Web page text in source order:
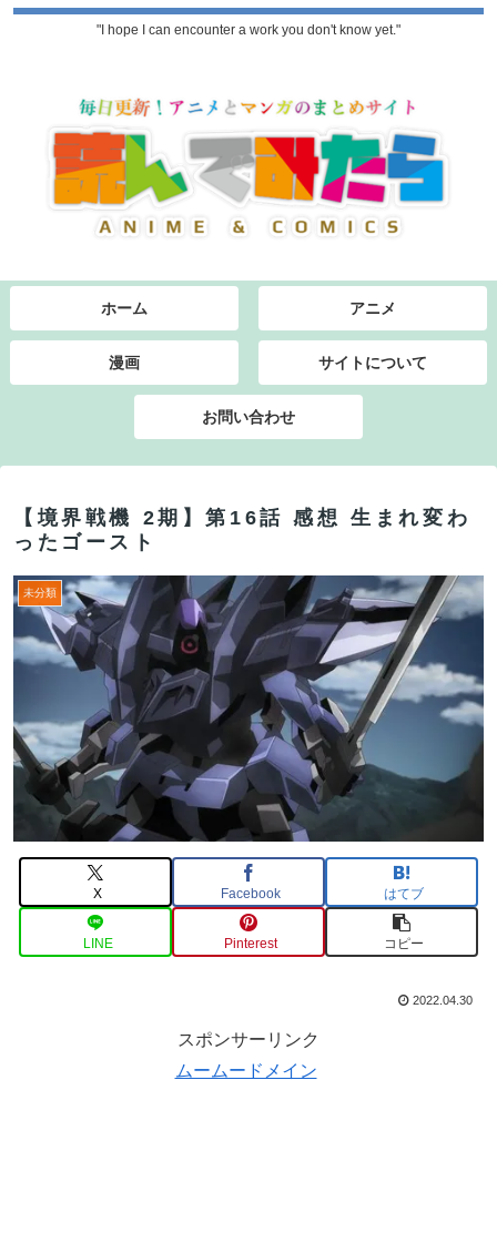
"I hope I can encounter a work you don't know yet."
ホーム アニメ
漫画 サイトについて
お問い合わせ
【境界戦機 2期】第16話 感想 生まれ変わ
ったゴースト
未分類
X Facebook はてブ
LINE Pinterest コピー
2022.04.30
スポンサーリンク
ムームードメイン